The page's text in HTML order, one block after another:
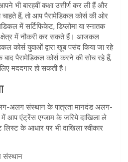
भी बारहवीं कक्षा उत्तीर्ण कर ली हैं और
हैं, तो आप पैरामेडिकल कोर्स की ओर
में सर्टिफिकेट, डिप्लोमा या स्नातक
में नौकरी कर सकते हैं। आजकल
कोर्स युवाओं द्वारा खूब पसंद किया जा रहे
पैरामेडिकल कोर्स करने की सोच रहे हैं,
मददगार हो सकती है।
अलग संस्थान के पात्रता मानदंड अलग-
आप एंट्रेंस एग्जाम के जरिये दाखिला ले
के आधार पर भी दाखिला स्वीकार
संस्थान